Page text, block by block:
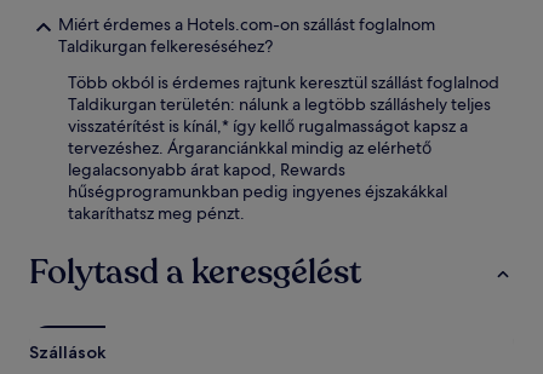
Miért érdemes a Hotels.com-on szállást foglalnom
Taldikurgan felkereséséhez?
Több okból is érdemes rajtunk keresztül szállást foglalnod
Taldikurgan területén: nálunk a legtöbb szálláshely teljes
visszatérítést is kínál,* így kellő rugalmasságot kapsz a
tervezéshez. Árgaranciánkkal mindig az elérhető
legalacsonyabb árat kapod, Rewards
hűségprogramunkban pedig ingyenes éjszakákkal
takaríthatsz meg pénzt.
Folytasd a keresgélést
Szállások